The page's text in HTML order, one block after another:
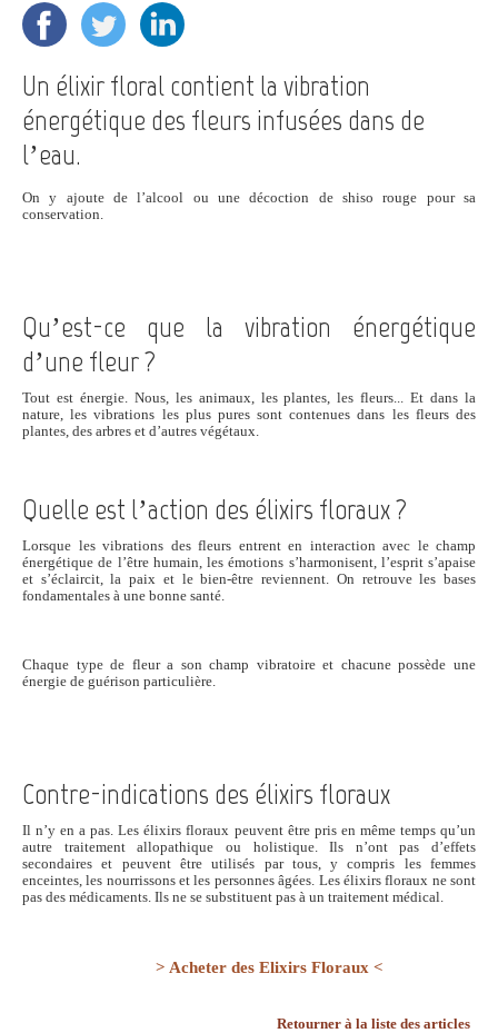
Un élixir floral contient la vibration
énergétique des fleurs infusées dans de
l’eau.
On y ajoute de l’alcool ou une décoction de shiso rouge pour sa
conservation.
Qu’est-ce que la vibration énergétique
d’une fleur ?
Tout est énergie. Nous, les animaux, les plantes, les fleurs... Et dans la
nature, les vibrations les plus pures sont contenues dans les fleurs des
plantes, des arbres et d’autres végétaux.
Quelle est l’action des élixirs floraux ?
Lorsque les vibrations des fleurs entrent en interaction avec le champ
énergétique de l’être humain, les émotions s’harmonisent, l’esprit s’apaise
et s’éclaircit, la paix et le bien-être reviennent. On retrouve les bases
fondamentales à une bonne santé.
Chaque type de fleur a son champ vibratoire et chacune possède une
énergie de guérison particulière.
Contre-indications des élixirs floraux
Il n’y en a pas. Les élixirs floraux peuvent être pris en même temps qu’un
autre traitement allopathique ou holistique. Ils n’ont pas d’effets
secondaires et peuvent être utilisés par tous, y compris les femmes
enceintes, les nourrissons et les personnes âgées. Les élixirs floraux ne sont
pas des médicaments. Ils ne se substituent pas à un traitement médical.
> Acheter des Elixirs Floraux <
Retourner à la liste des articles